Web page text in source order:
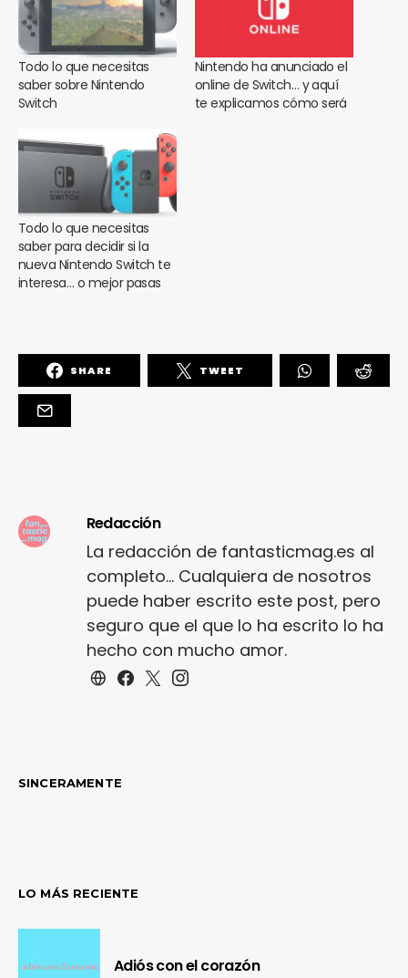
Todo lo que necesitas
saber sobre Nintendo
Switch
Nintendo ha anunciado el
online de Switch… y aquí
te explicamos cómo será
Todo lo que necesitas
saber para decidir si la
nueva Nintendo Switch te
interesa… o mejor pasas
SHARE TWEET
Redacción
La redacción de fantasticmag.es al
completo... Cualquiera de nosotros
puede haber escrito este post, pero
seguro que el que lo ha escrito lo ha
hecho con mucho amor.
SINCERAMENTE
LO MÁS RECIENTE
Adiós con el corazón